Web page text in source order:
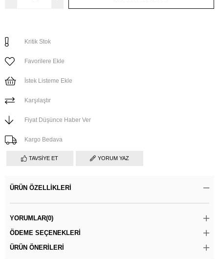
Kritik Stok
Favorilere Ekle
İstek Listeme Ekle
Karşılaştır
Fiyat Düşünce Haber Ver
Kargo Bedava
TAVSIYE ET YORUM YAZ
ÜRÜN ÖZELLIKLERI
YORUMLAR(0)
ÖDEME SEÇENEKLERI
ÜRÜN ÖNERILERI